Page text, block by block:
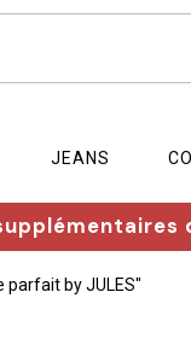
JEANS
parfait by JULES"